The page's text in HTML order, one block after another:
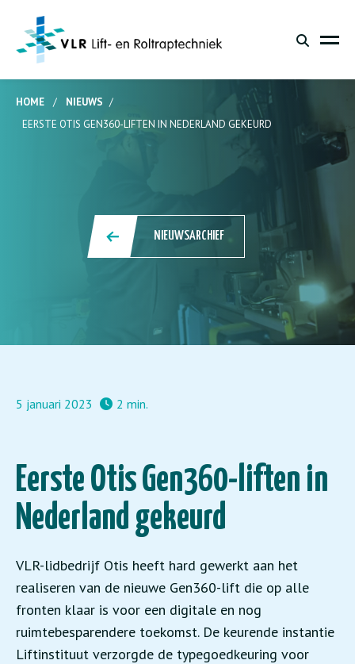
HOME / NIEUWS /
EERSTE OTIS GEN360-LIFTEN IN NEDERLAND GEKEURD
NIEUWSARCHIEF
5 januari 2023 2 min.
Eerste Otis Gen360-liften in
Nederland gekeurd
VLR-lidbedrijf Otis heeft hard gewerkt aan het
realiseren van de nieuwe Gen360-lift die op alle
fronten klaar is voor een digitale en nog
ruimtebesparendere toekomst. De keurende instantie
Liftinstituut verzorgde de typegoedkeuring voor